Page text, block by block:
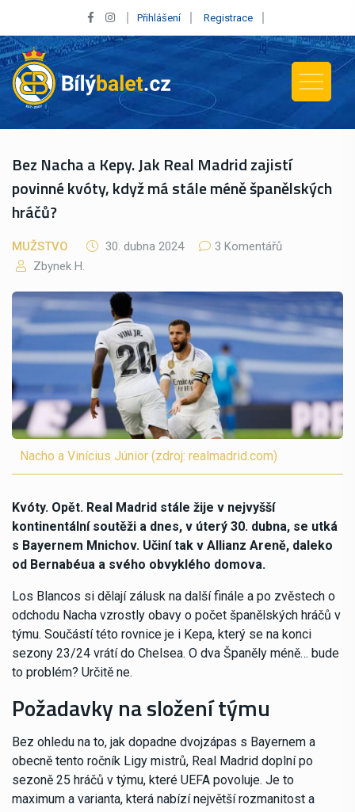
Přihlášení Registrace
Bez Nacha a Kepy. Jak Real Madrid zajistí
povinné kvóty, když má stále méně španělských
hráčů?
MUŽSTVO 30. dubna 2024
3 Komentářů
Zbynek H.
Nacho a Vinícius Júnior (zdroj: realmadrid.com)
Kvóty. Opět. Real Madrid stále žije v nejvyšší
kontinentální soutěži a dnes, v úterý 30. dubna, se utká
s Bayernem Mnichov. Učiní tak v Allianz Areně, daleko
od Bernabéua a svého obvyklého domova.
Los Blancos si dělají zálusk na další finále a po zvěstech o
odchodu Nacha vzrostly obavy o počet španělských hráčů v
týmu. Součástí této rovnice je i Kepa, který se na konci
sezony 23/24 vrátí do Chelsea. O dva Španěly méně… bude
to problém? Určitě ne.
Požadavky na složení týmu
Bez ohledu na to, jak dopadne dvojzápas s Bayernem a
obecně tento ročník Ligy mistrů, Real Madrid doplní po
sezoně 25 hráčů v týmu, které UEFA povoluje. Je to
maximum a varianta, která nabízí největší rozmanitost a